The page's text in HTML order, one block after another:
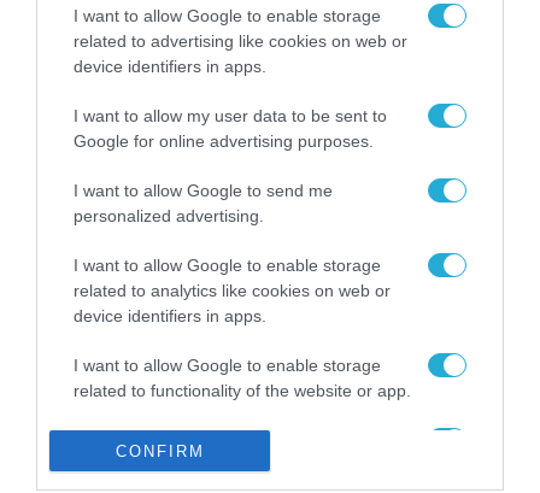
I want to allow Google to enable storage
related to advertising like cookies on web or
device identifiers in apps.
I want to allow my user data to be sent to
Google for online advertising purposes.
I want to allow Google to send me
personalized advertising.
I want to allow Google to enable storage
related to analytics like cookies on web or
device identifiers in apps.
I want to allow Google to enable storage
related to functionality of the website or app.
related to personalization.
CONFIRM
ενισχύει την ασφάλεια
των παιδιών στο
διαδίκτυο
31.07.2026
για τα πρόστιμα σε
παραβάσεις που
αφορούν τους ΦΗΜ
Σ. Καλαφάτης: «Η
δεν είναι απλώς μια
νέα τεχνολογία, είναι
μια νέα βιομηχανική
31.07.2026
Νέος οδηγός του ΕΚΤ
για τη χρηματοδότηση
των ελληνικών
επιχειρήσεων στον
χώρο της άμυνας
31.07.2026